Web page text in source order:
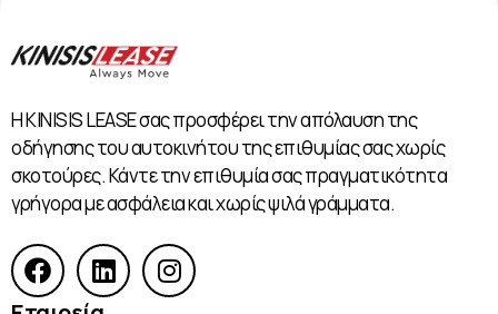
Η KINISIS LEASE σας προσφέρει την απόλαυση της
οδήγησης του αυτοκινήτου της επιθυμίας σας χωρίς
σκοτούρες. Κάντε την επιθυμία σας πραγματικότητα
γρήγορα με ασφάλεια και χωρίς ψιλά γράμματα.